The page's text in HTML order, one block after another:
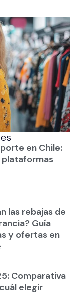
en Chile:
plataformas
las rebajas de
Guía
y ofertas en
Comparativa
elegir